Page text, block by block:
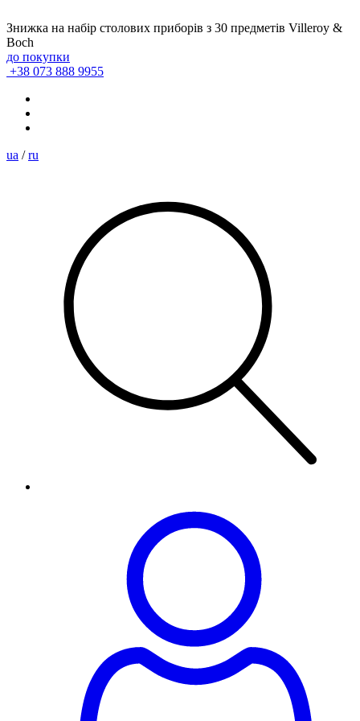
Знижка на набір столових приборів з 30 предметів Villeroy &
Boch
до покупки
+38 073 888 9955
ua / ru